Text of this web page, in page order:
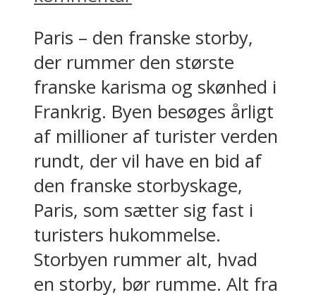
Paris – den franske storby,
der rummer den største
franske karisma og skønhed i
Frankrig. Byen besøges årligt
af millioner af turister verden
rundt, der vil have en bid af
den franske storbyskage,
Paris, som sætter sig fast i
turisters hukommelse.
Storbyen rummer alt, hvad
en storby, bør rumme. Alt fra